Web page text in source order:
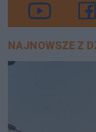
NAJNOWSZE Z